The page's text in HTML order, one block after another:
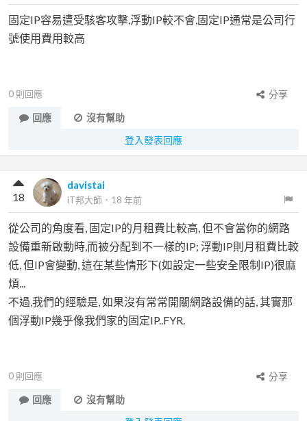
固定IP容易遭受駭客攻擊,浮動IP較不會,固定IP通常是公司行
號使用費用較高
0 則回應
分享
回應
沒有幫助
登入發表回應
davistai
iT邦大師 ． 18 年前
18
從公司的角度看, 固定IP的月租費比較高, 但不會當你的網路
設備重新啟動時,而被分配到不一樣的IP; 浮動IP則月租費比較
低, 但IP會變動, 這在某些情形下(如設定一些安全限制IP)很麻
煩...
不過,我們的經驗是, 如果沒有常常開關網路設備的話, 其實那
個浮動IP幾乎像我們家的固定IP..FYR.
0 則回應
分享
回應
沒有幫助